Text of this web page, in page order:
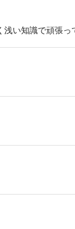
い知識で頑張っ